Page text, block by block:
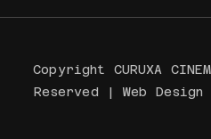
Copyright CURUXA
Reserved | Web